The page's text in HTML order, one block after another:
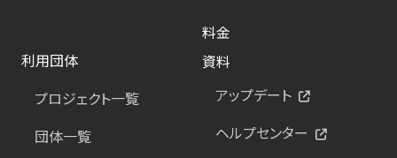
料金
利用団体
プロジェクト一覧
団体一覧
資料
アップデート
ヘルプセンター